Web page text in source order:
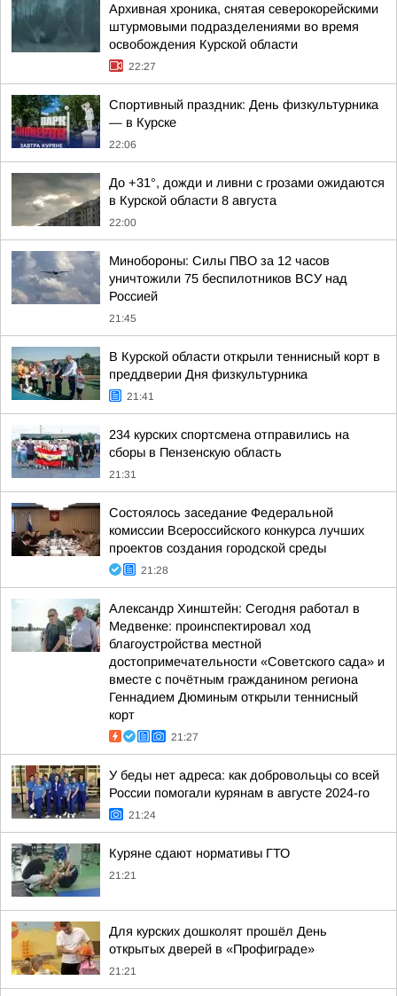
Архивная хроника, снятая северокорейскими
штурмовыми подразделениями во время
освобождения Курской области
22:27
Спортивный праздник: День физкультурника
— в Курске
22:06
До +31°, дожди и ливни с грозами ожидаются
в Курской области 8 августа
22:00
Минобороны: Силы ПВО за 12 часов
уничтожили 75 беспилотников ВСУ над
Россией
21:45
В Курской области открыли теннисный корт в
преддверии Дня физкультурника
21:41
234 курских спортсмена отправились на
сборы в Пензенскую область
21:31
Состоялось заседание Федеральной
комиссии Всероссийского конкурса лучших
проектов создания городской среды
21:28
Александр Хинштейн: Сегодня работал в
Медвенке: проинспектировал ход
благоустройства местной
достопримечательности «Советского сада» и
вместе с почётным гражданином региона
Геннадием Дюминым открыли теннисный
корт
21:27
У беды нет адреса: как добровольцы со всей
России помогали курянам в августе 2024-го
21:24
Куряне сдают нормативы ГТО
21:21
Для курских дошколят прошёл День
открытых дверей в «Профиграде»
21:21